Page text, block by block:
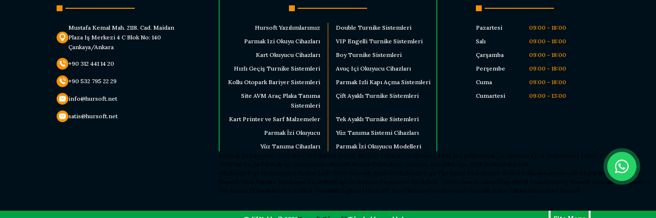
Mustafa Kemal Mah. 2118. Cad. Maidan
Plaza Iş Merkezi 4 C Blok No: 140
Çankaya/Ankara
+90 312 441 14 20
+90 532 795 22 29
info@hursoft.net
satis@hursoft.net
Hursoft Yazılımlarımız
Double Turnike Sistemleri
Parmak Izi Okuyu Cihazları
VIP Engelli Turnike Sistemleri
Kart Okuyucu Cihazları
Boy Turnike Sistemleri
Hızlı Geçiş Turnike Sistemleri
Avuç Içi Okuyucu Cihazları
Kollu Otopark Bariyer Sistemleri
Parmak Izli Kapı Açma Sistemleri
Site AVM Araç Plaka Tanıma
Sistemleri
Çift Ayaklı Turnike Sistemleri
Kart Printer ve Sarf Malzemeler
Tek Ayaklı Turnike Sistemleri
Parmak İzi Okuyucu
Yüz Tanıma Sistemi Cihazları
Yüz Tanıma Cihazları
Parmak İzi Okuyucu Modelleri
Pazartesi
09:00 - 18:00
Salı
09:00 - 18:00
Çarşamba
09:00 - 18:00
Perşembe
09:00 - 18:00
Cuma
09:00 - 18:00
Cumartesi
09:00 - 13:00
Parmak İzi Okuyucu 2026 Hursoft Rakipleri Geride Bırakan Parmak İzi Okuyucu 2026 Hursoft Parmak İzi Okuyucu Fiyat Performans Lideri 2026 Hursoft
2026’nın En İyi Parmak İzi Okuyucusu – Hursoft Zirvede Parmak İzi Okuyucu Alacaklar İçin 2026 Rehberi Hursoft
Okullarda Kapı Dedektörleri Neden Şart? 2026 Güvenlik RehberiOkullarda Kapı Tipi Metal Dedektörler Neden Kullanılmalı? Hursoft Okul Kapı Dedektörleri
Hursoft Okul Turnike Sundurma Modelleri Kapı Dedektörü Fiyatları ve Modelleri - 2026 Güncel Listesi Kapı Metal Dedektörleri | Hursoft Güvenlik Teknolojileri
Üst Arama El Dedektörleri Kaliteli Dayanıklı Sağlam | Hursoft X Ray Cihazları | Profesyonel Güvenlik X Ray Cihazı Sistemleri | Hursoft